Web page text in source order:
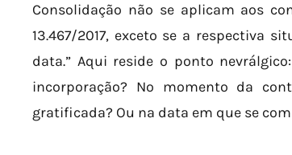
Consolidação não se aplicam aos
13.467/2017, exceto se a respectiva
data.” Aqui reside o ponto
incorporação? No momento da
gratificada? Ou na data em que se